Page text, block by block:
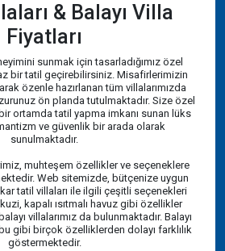
& Balayı Villa
Fiyatları
sunmak için tasarladığımız özel
bir tatil geçirebilirsiniz. Misafirlerimizin
özenle hazırlanan tüm villalarımızda
ön planda tutulmaktadır. Size özel
ortamda tatil yapma imkanı sunan lüks
ve güvenlik bir arada olarak
sunulmaktadır.
muhteşem özellikler ve seçeneklere
Web sitemizde, bütçenize uygun
tatil villaları ile ilgili çeşitli seçenekleri
kapalı ısıtmalı havuz gibi özellikler
villalarımız da bulunmaktadır. Balayı
gibi birçok özelliklerden dolayı farklılık
göstermektedir.